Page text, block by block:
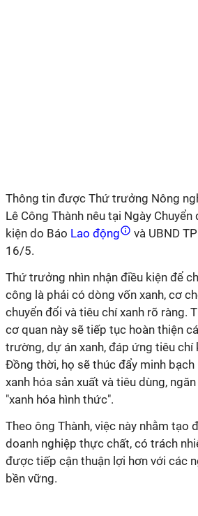
Thông tin được Thứ trưởng Nông
Lê Công Thành nêu tại Ngày
kiện do Báo Lao động
và UBND
16/5.
Thứ trưởng nhìn nhận điều kiện để
công là phải có dòng vốn xanh, cơ
chuyển đổi và tiêu chí xanh rõ ràng.
cơ quan này sẽ tiếp tục hoàn thiện
trường, dự án xanh, đáp ứng tiêu chí
Đồng thời, họ sẽ thúc đẩy minh bạch
xanh hóa sản xuất và tiêu dùng,
"xanh hóa hình thức".
Theo ông Thành, việc này nhằm tạo
doanh nghiệp thực chất, có trách
được tiếp cận thuận lợi hơn với các
bền vững.